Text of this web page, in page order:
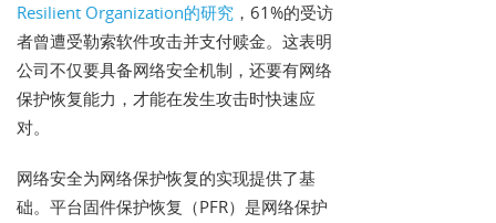
Resilient Organization的研究 ，61%的受访
者曾遭受勒索软件攻击并支付赎金。这表明
公司不仅要具备网络安全机制，还要有网络
保护恢复能力，才能在发生攻击时快速应
对。
网络安全为网络保护恢复的实现提供了基
础。平台固件保护恢复（PFR）是网络保护